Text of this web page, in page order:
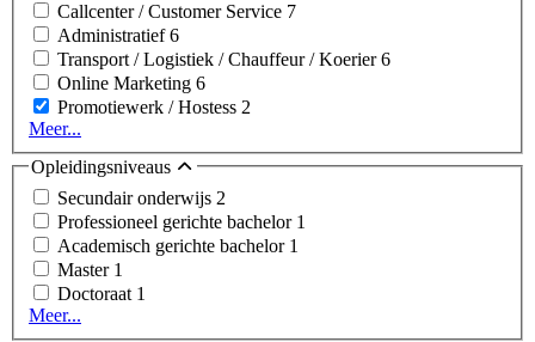
Callcenter / Customer Service 7
Administratief6
Transport / Logistiek / Chauffeur / Koerier6
Online Marketing 6
Promotiewerk / Hostess 2
Meer...
Opleidingsniveaus
Secundair onderwijs 2
Professioneel gerichte bachelor 1
Academisch gerichte bachelor 1
Master 1
Doctoraat 1
Meer...